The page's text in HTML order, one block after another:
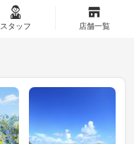
スタッフ 店舗一覧